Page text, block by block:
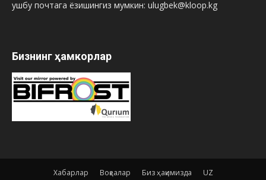
ушбу почтага ёзишингиз мумкин: ulugbek@kloop.kg
Бизнинг ҳамкорлар
Хабарлар Воқеалар Биз ҳақимизда UZ